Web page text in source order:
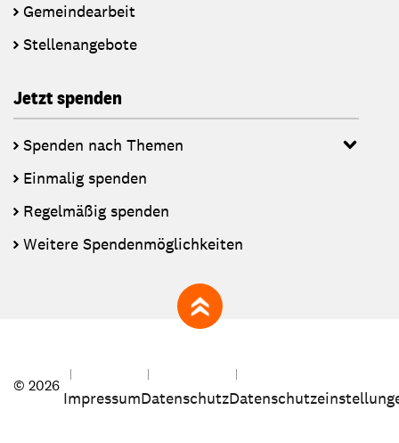
Gemeindearbeit
Stellenangebote
Jetzt spenden
Spenden nach Themen
Einmalig spenden
Regelmäßig spenden
Weitere Spendenmöglichkeiten
zum Seitenanfang
© 2026
ImpressumDatenschutz